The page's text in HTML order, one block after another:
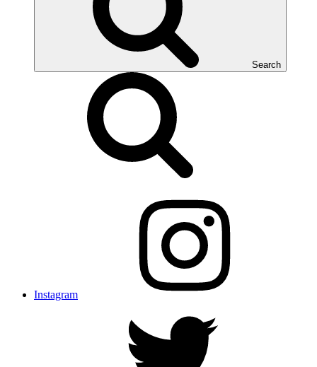
Search
Instagram